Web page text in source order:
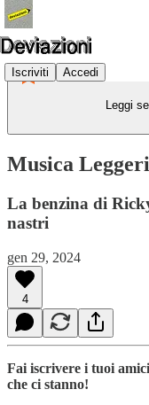
Iscriviti Accedi
Leggi
Musica
La benzina di
nastri
gen 29, 2024
4
Fai iscrivere i tuoi
che ci stanno!